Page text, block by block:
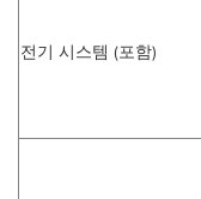
전기 시스템 (포함)